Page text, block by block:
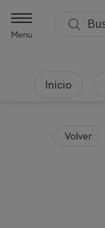
Menu
Inicio
Volver